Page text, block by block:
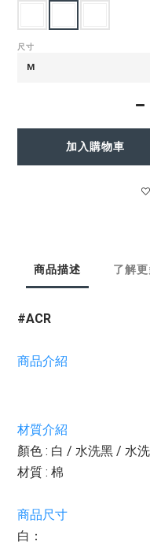
尺寸
加入購物車
商品描述 了解
#ACR
商品介紹
材質介紹
顏色 : 白 / 水洗黑 / 水
材質 : 棉
商品尺寸
白：